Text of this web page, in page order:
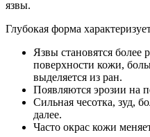
язвы.
Глубокая форма
Язвы становятся более
поверхности кожи,
выделяется из ран.
Появляются эрозии на
Сильная чесотка, зуд,
далее.
Часто окрас кожи